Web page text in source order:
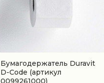
Бумагодержатель Duravit
D-Code (артикул
0099261000)